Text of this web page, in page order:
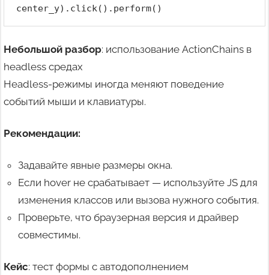
center_y).click().perform()
Небольшой разбор: использование ActionChains в
headless средах
Headless-режимы иногда меняют поведение
событий мыши и клавиатуры.
Рекомендации:
Задавайте явные размеры окна.
Если hover не срабатывает — используйте JS для
изменения классов или вызова нужного события.
Проверьте, что браузерная версия и драйвер
совместимы.
Кейс: тест формы с автодополнением